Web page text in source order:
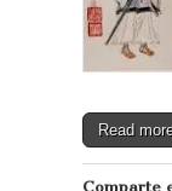
Read
Comparte